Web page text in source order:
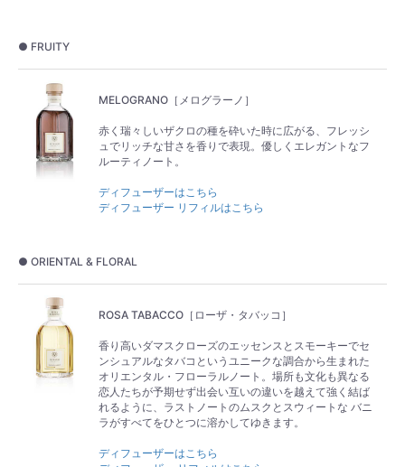
● FRUITY
MELOGRANO［メログラーノ］
赤く瑞々しいザクロの種を砕いた時に広がる、フレッシ
ュでリッチな甘さを香りで表現。優しくエレガントなフ
ルーティノート。
ディフューザーはこちら
ディフューザー リフィルはこちら
● ORIENTAL & FLORAL
ROSA TABACCO［ローザ・タバッコ］
香り高いダマスクローズのエッセンスとスモーキーでセ
ンシュアルなタバコというユニークな調合から生まれた
オリエンタル・フローラルノート。場所も文化も異なる
恋人たちが予期せず出会い互いの違いを越えて強く結ば
れるように、ラストノートのムスクとスウィートな バニ
ラがすべてをひとつに溶かしてゆきます。
ディフューザーはこちら